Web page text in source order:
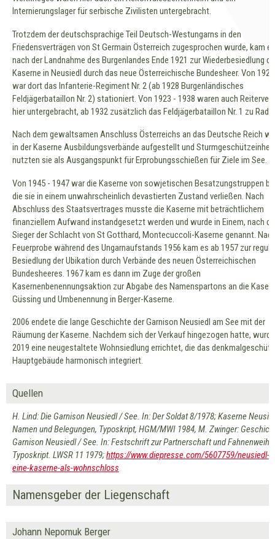
Internierungslager für serbische Zivilisten untergebracht.
Trotzdem der deutschsprachige Teil Deutsch-Westungarns in den
Friedensverträgen von St Germain Österreich zugesprochen wurde, kam
nach der Landnahme des Burgenlandes Ende 1921 zur Wiederbesiedlung
Kaserne in Neusiedl durch das neue Österreichische Bundesheer. Von
war dort das Infanterie-Regiment Nr. 2 (ab 1928 Burgenländisches
Feldjägerbataillon Nr. 2) stationiert. Von 1923 - 1938 waren auch
hier untergebracht, ab 1932 zusätzlich das Feldjägerbataillon Nr. 1 zu Rad.
Nach dem gewaltsamen Anschluss Österreichs an das Deutsche Reich
in der Kaserne Ausbildungsverbände aufgestellt und
nutzten sie als Ausgangspunkt für Erprobungsschießen für Ziele im See.
Von 1945 - 1947 war die Kaserne von sowjetischen Besatzungstruppen
die sie in einem unwahrscheinlich devastierten Zustand verließen. Nach
Abschluss des Staatsvertrages musste die Kaserne mit beträchtlichem
finanziellem Aufwand instandgesetzt werden und wurde in Einem, nach
Sieger der Schlacht von St Gotthard, Montecuccoli-Kaserne genannt.
Feuerprobe während des Ungarnaufstands 1956 kam es ab 1957 zur
Besiedlung der Ubikation durch Verbände des neuen Österreichischen
Bundesheeres. 1967 kam es dann im Zuge der großen
Kasernenbenennungsaktion zur Abgabe des Namenspartons an die
Güssing und Umbenennung in Berger-Kaserne.
2006 endete die lange Geschichte der Garnison Neusiedl am See mit der
Räumung der Kaserne. Nachdem sich der Verkauf hingezogen hatte,
2019 eine neugestaltete Wohnsiedlung errichtet, die das
Hauptgebäude harmonisch integriert.
Quellen
H. Lind: Die Garnison Neusiedl / See. In: Der Soldat 8/1978; Kaserne
Namen und Belegungen, Typoskript, HGM/MWI 1984, M. Zwinger:
Garnison Neusiedl / See. In: Festschrift zur Partnerschaft und Fahnenweihe,
Typoskript. LWSR 11 1979;https://www.diepresse.com/5607759/neusiedl-
eine-kaserne-als-wohnschloss
Namensgeber der Liegenschaft
Johann Nepomuk Berger